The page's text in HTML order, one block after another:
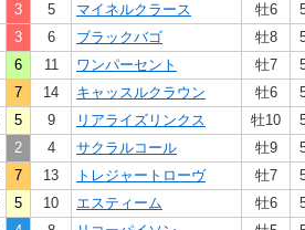
3 5 マイネルクラース 牡6
3 6 ブラックバゴ 牡8
6 11 ワンパーセント 牡7
7 14 キャッスルクラウン 牡6
5 9 リアライズリンクス 牡10
2 4 サクラルコール 牡9
7 13 トレジャートローヴ 牡7
5 10 エスティーム 牡6